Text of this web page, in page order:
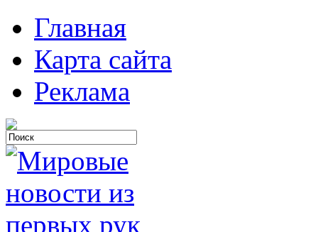
Главная
Карта сайта
Реклама